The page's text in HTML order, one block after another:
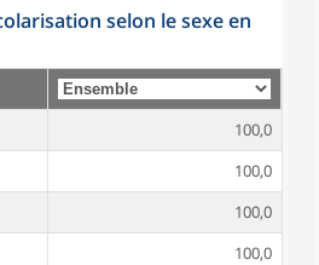
selon le sexe en
100,0
100,0
100,0
100,0